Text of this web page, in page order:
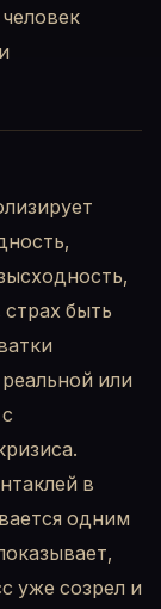
быть
или
в
одним
уже созрел и